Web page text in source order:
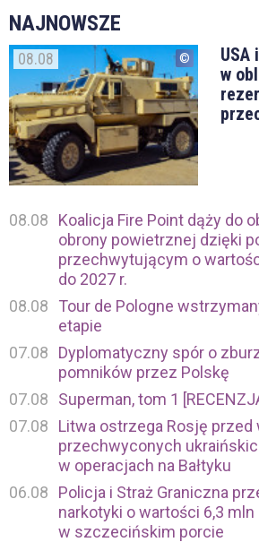
NAJNOWSZE
08.08
w
08.08
Koalicja Fire Point dąży do
obrony powietrznej dzięki
przechwytującym o
do 2027 r.
08.08
Tour de Pologne
etapie
07.08
Dyplomatyczny spór o
pomników przez Polskę
07.08
Superman, tom 1
07.08
Litwa ostrzega Rosję
przechwyconych
w operacjach na Bałtyku
06.08
Policja i Straż Graniczna
narkotyki o wartości 6,3 mln
w szczecińskim porcie